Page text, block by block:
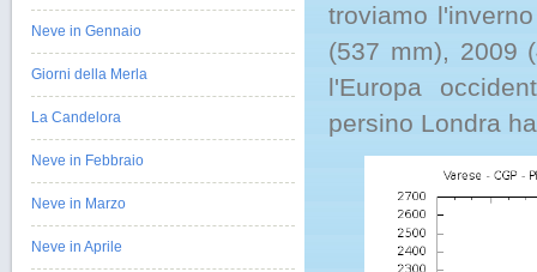
troviamo
(537 mm), 2009
l'Europa
persino Londra
Neve in Gennaio
Giorni della Merla
La Candelora
Neve in Febbraio
Neve in Marzo
Neve in Aprile